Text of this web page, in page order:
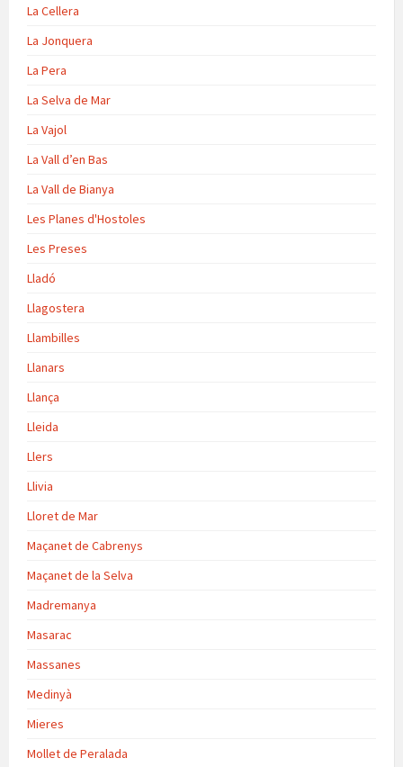
La Cellera
La Jonquera
La Pera
La Selva de Mar
La Vajol
La Vall d’en Bas
La Vall de Bianya
Les Planes d'Hostoles
Les Preses
Lladó
Llagostera
Llambilles
Llanars
Llança
Lleida
Llers
Llivia
Lloret de Mar
Maçanet de Cabrenys
Maçanet de la Selva
Madremanya
Masarac
Massanes
Medinyà
Mieres
Mollet de Peralada